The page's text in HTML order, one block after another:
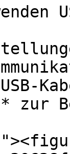
zur